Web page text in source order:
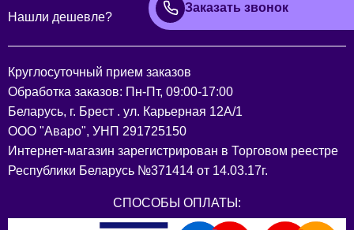
Нашли дешевле?
Заказать звонок
Круглосуточный прием заказов
Обработка заказов: Пн-Пт, 09:00-17:00
Беларусь, г. Брест . ул. Карьерная 12А/1
ООО "Аваро", УНП 291725150
Интернет-магазин зарегистрирован в Торговом реестре
Республики Беларусь №371414 от 14.03.17г.
СПОСОБЫ ОПЛАТЫ: